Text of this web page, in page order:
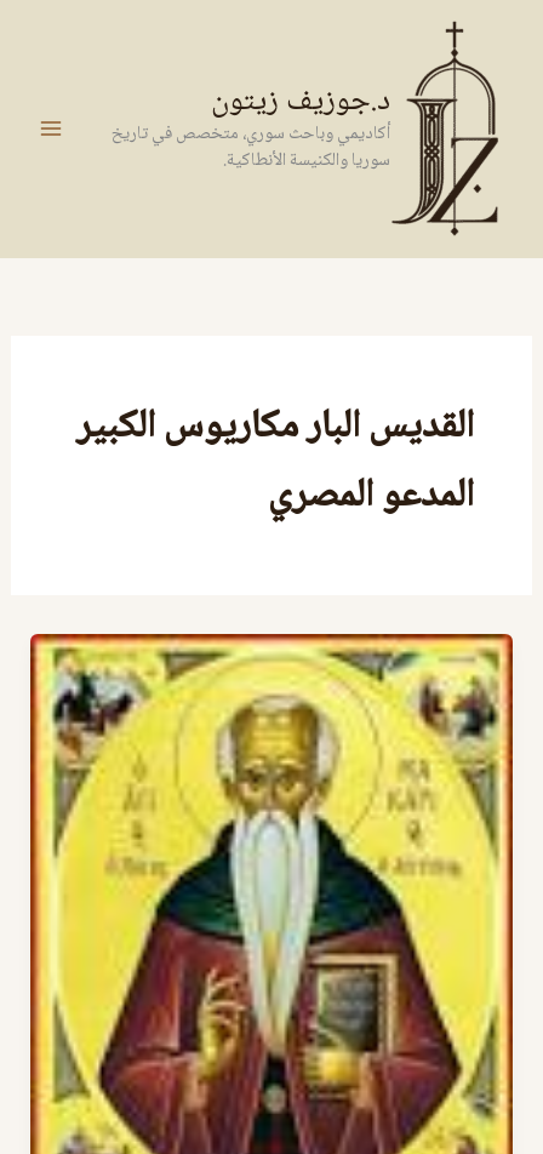
المحتوى
د.جوزيف زيتون
أكاديمي وباحث سوري، متخصص في تاريخ
سوريا والكنيسة الأنطاكية.
القديس البار مكاريوس الكبير
المدعو المصري